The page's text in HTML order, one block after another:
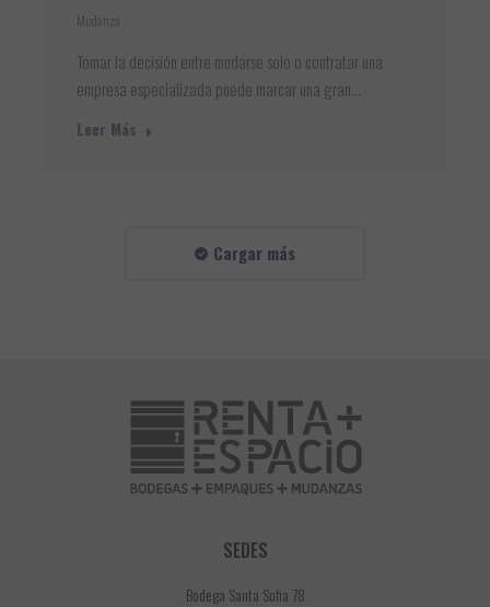
Mudanza
Tomar la decisión entre mudarse solo o contratar una
empresa especializada puede marcar una gran…
Leer Más
Cargar más
SEDES
Bodega Santa Sofia 78